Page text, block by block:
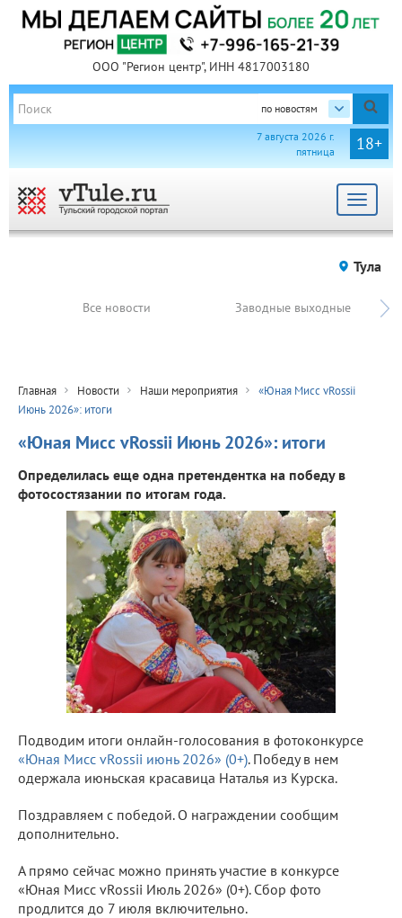
ООО "Регион центр", ИНН 4817003180
по новостям
18+
7 августа 2026 г.
пятница
Toggle
Тула
Все новости Заводные выходные
Главная Новости Наши мероприятия
«Юная Мисс vRossii
Июнь 2026»: итоги
«Юная Мисс vRossii Июнь 2026»: итоги
Определилась еще одна претендентка на победу в
фотосостязании по итогам года.
Подводим итоги онлайн-голосования в фотоконкурсе
«Юная Мисс vRossii июнь 2026» (0+). Победу в нем
одержала июньская красавица Наталья из Курска.
Поздравляем с победой. О награждении сообщим
дополнительно.
А прямо сейчас можно принять участие в конкурсе
«Юная Мисс vRossii Июль 2026» (0+). Сбор фото
продлится до 7 июля включительно.